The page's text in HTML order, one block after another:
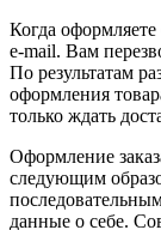
Когда
e-mail. Вам
По результатам
оформления
только ждать
Оформление
следующим
данные о себе.